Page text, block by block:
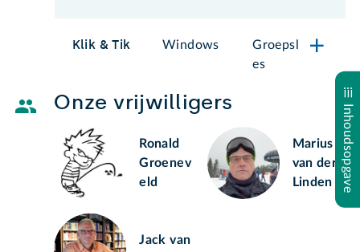
Inhoudsopgave
Klik & Tik Windows
Groepsl
es
Onze vrijwilligers
Ronald
Groenev
eld
Marius
van der
Linden
Jack van